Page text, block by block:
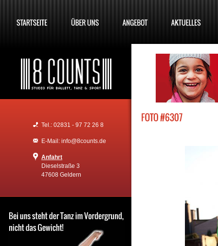
Tel.: 02831 - 97 72 26 8
E-Mail: info@8counts.de
Anfahrt
Dieselstraße 3
47608 Geldern